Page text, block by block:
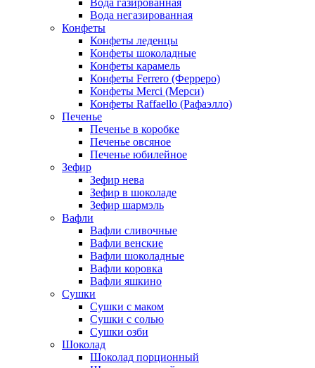
Вода газированная
Вода негазированная
Конфеты
Конфеты леденцы
Конфеты шоколадные
Конфеты карамель
Конфеты Ferrero (Ферреро)
Конфеты Merci (Мерси)
Конфеты Raffaello (Рафаэлло)
Печенье
Печенье в коробке
Печенье овсяное
Печенье юбилейное
Зефир
Зефир нева
Зефир в шоколаде
Зефир шармэль
Вафли
Вафли сливочные
Вафли венские
Вафли шоколадные
Вафли коровка
Вафли яшкино
Сушки
Сушки с маком
Сушки с солью
Сушки озби
Шоколад
Шоколад порционный